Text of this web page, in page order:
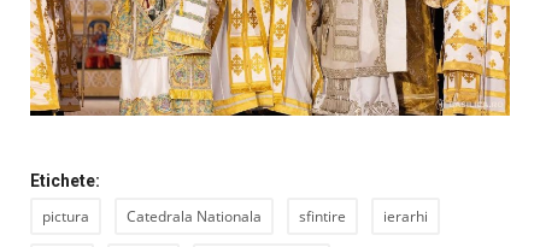
Etichete:
pictura Catedrala Nationala sfintire ierarhi